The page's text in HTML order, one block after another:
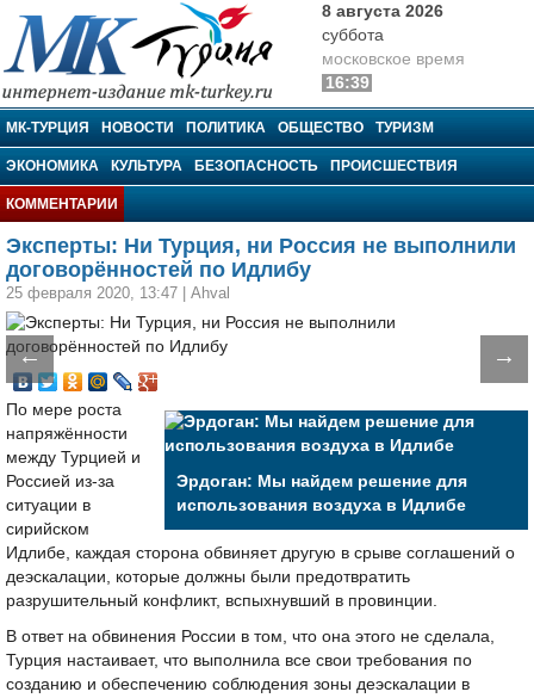
МК-Турция
8 августа 2026
суббота
московское время
16:39
МК-ТУРЦИЯ НОВОСТИ ПОЛИТИКА ОБЩЕСТВО ТУРИЗМ
ЭКОНОМИКА КУЛЬТУРА БЕЗОПАСНОСТЬ ПРОИСШЕСТВИЯ
КОММЕНТАРИИ
Эксперты: Ни Турция, ни Россия не выполнили
договорённостей по Идлибу
25 февраля 2020, 13:47 Ahval
← →
Эрдоган: Мы найдем решение для
использования воздуха в Идлибе
По мере роста
напряжённости
между Турцией и
Россией из-за
ситуации в
сирийском
Идлибе, каждая сторона обвиняет другую в срыве соглашений о
деэскалации, которые должны были предотвратить
разрушительный конфликт, вспыхнувший в провинции.
В ответ на обвинения России в том, что она этого не сделала,
Турция настаивает, что выполнила все свои требования по
созданию и обеспечению соблюдения зоны деэскалации в